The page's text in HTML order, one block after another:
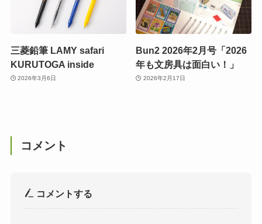
三菱鉛筆 LAMY safari
KURUTOGA inside
2026年3月6日
Bun2 2026年2月号「2026
年も文房具は面白い！」
2026年2月17日
コメント
コメントする